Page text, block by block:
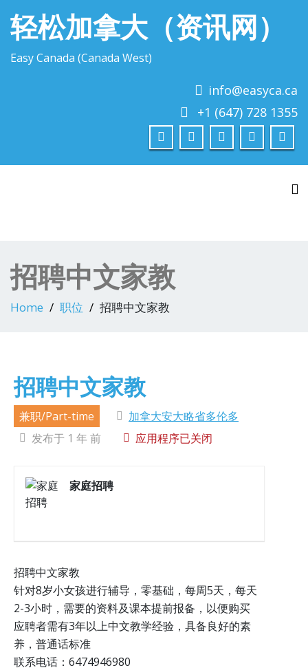
轻松加拿大（资讯网）
Easy Canada (Canada West)
info@easyca.ca
+1 (647) 728 1355
招聘中文家教
Home 职位 招聘中文家教
招聘中文家教
兼职/Part-time
加拿大安大略省多伦多
发布于 1 年 前
应用程序已关闭
家庭招聘
招聘中文家教
针对8岁小女孩进行辅导，零基础，每周5天，每天
2-3小时，需要的资料及课本提前报备，以便购买
应聘者需有3年以上中文教学经验，具备良好的素
养，普通话标准
联系电话：6474946980